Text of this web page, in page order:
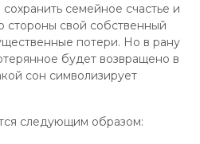
семейное счастье и
стороны свой собственный
потери. Но в рану
будет возвращено в
сон символизирует
следующим образом: